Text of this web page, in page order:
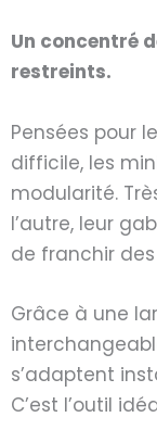
Un concentré
restreints.
Pensées pour
difficile, les
modularité.
l’autre, leur
de franchir
Grâce à une
s’adaptent
C’est l’outil